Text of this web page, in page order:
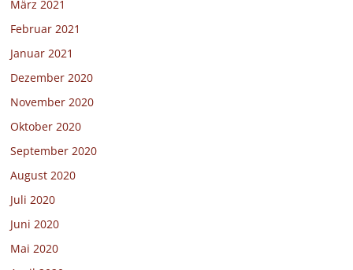
März 2021
Februar 2021
Januar 2021
Dezember 2020
November 2020
Oktober 2020
September 2020
August 2020
Juli 2020
Juni 2020
Mai 2020